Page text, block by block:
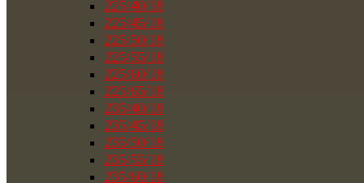
225/40/18
225/45/18
225/50/18
225/55/18
225/60/18
225/65/18
235/40/18
235/45/18
235/50/18
235/55/18
235/60/18